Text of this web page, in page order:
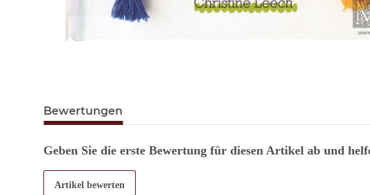
Bewertungen
Geben Sie die erste Bewertung für diesen Artikel ab und
Artikel bewerten